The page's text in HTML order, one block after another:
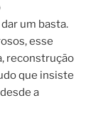
um basta.
esse
reconstrução
que insiste
a